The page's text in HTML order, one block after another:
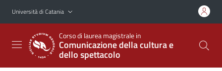
Vai al contenuto principale
Vai al menu di navigazione
Università di Catania
Corso di laurea magistrale in
Comunicazione della cultura e
dello spettacolo